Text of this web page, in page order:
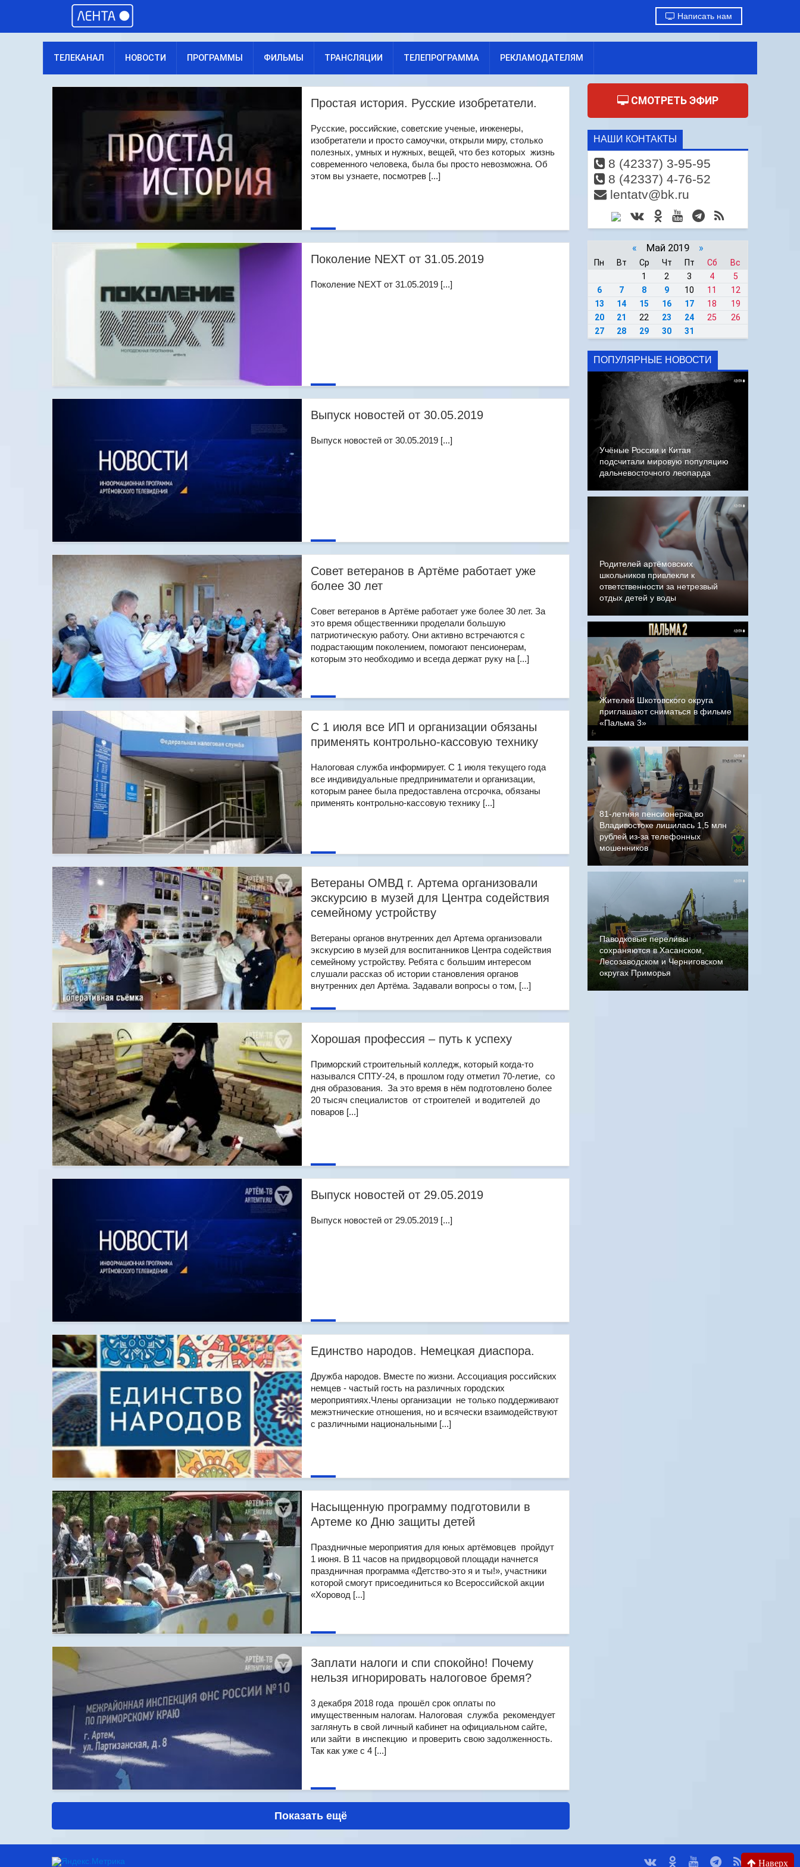
Написать нам
ТЕЛЕКАНАЛ НОВОСТИ ПРОГРАММЫ ФИЛЬМЫ ТРАНСЛЯЦИИ ТЕЛЕПРОГРАММА РЕКЛАМОДАТЕЛЯМ
Простая история. Русские изобретатели.
Русские, российские, советские ученые, инженеры,
изобретатели и просто самоучки, открыли миру, столько
полезных, умных и нужных, вещей, что без которых жизнь
современного человека, была бы просто невозможна. Об
этом вы узнаете, посмотрев [...]
Поколение NEXT от 31.05.2019
Поколение NEXT от 31.05.2019 [...]
Выпуск новостей от 30.05.2019
Выпуск новостей от 30.05.2019 [...]
Совет ветеранов в Артёме работает уже
более 30 лет
Совет ветеранов в Артёме работает уже более 30 лет. За
это время общественники проделали большую
патриотическую работу. Они активно встречаются с
подрастающим поколением, помогают пенсионерам,
которым это необходимо и всегда держат руку на [...]
С 1 июля все ИП и организации обязаны
применять контрольно-кассовую технику
Налоговая служба информирует. С 1 июля текущего года
все индивидуальные предприниматели и организации,
которым ранее была предоставлена отсрочка, обязаны
применять контрольно-кассовую технику [...]
Ветераны ОМВД г. Артема организовали
экскурсию в музей для Центра содействия
семейному устройству
Ветераны органов внутренних дел Артема организовали
экскурсию в музей для воспитанников Центра содействия
семейному устройству. Ребята с большим интересом
слушали рассказ об истории становления органов
внутренних дел Артёма. Задавали вопросы о том, [...]
Хорошая профессия – путь к успеху
Приморский строительный колледж, который когда-то
назывался СПТУ-24, в прошлом году отметил 70-летие, со
дня образования. За это время в нём подготовлено более
20 тысяч специалистов от строителей и водителей до
поваров [...]
Выпуск новостей от 29.05.2019
Выпуск новостей от 29.05.2019 [...]
Единство народов. Немецкая диаспора.
Дружба народов. Вместе по жизни. Ассоциация российских
немцев - частый гость на различных городских
мероприятиях.Члены организации не только поддерживают
межэтнические отношения, но и всячески взаимодействуют
с различными национальными [...]
Насыщенную программу подготовили в
Артеме ко Дню защиты детей
Праздничные мероприятия для юных артёмовцев пройдут
1 июня. В 11 часов на придворцовой площади начнется
праздничная программа «Детство-это я и ты!», участники
которой смогут присоединиться ко Всероссийской акции
«Хоровод [...]
Заплати налоги и спи спокойно! Почему
нельзя игнорировать налоговое бремя?
3 декабря 2018 года прошёл срок оплаты по
имущественным налогам. Налоговая служба рекомендует
заглянуть в свой личный кабинет на официальном сайте,
или зайти в инспекцию и проверить свою задолженность.
Так как уже с 4 [...]
Показать ещё
СМОТРЕТЬ ЭФИР
НАШИ КОНТАКТЫ
8 (42337) 3-95-95
8 (42337) 4-76-52
lentatv@bk.ru
« Май 2019 »
Пн Вт Ср Чт Пт Сб
Вс
1
2 3 4
5
6
7 8 9 10 11
12
13
14 15 16 17 18
19
20
21 22 23 24 25
26
27
28 29 30 31
ПОПУЛЯРНЫЕ НОВОСТИ
Учёные России и Китая
подсчитали мировую популяцию
дальневосточного леопарда
Родителей артёмовских
школьников привлекли к
ответственности за нетрезвый
отдых детей у воды
Жителей Шкотовского округа
приглашают сниматься в фильме
«Пальма 3»
81-летняя пенсионерка во
Владивостоке лишилась 1,5 млн
рублей из-за телефонных
мошенников
Паводковые переливы
сохраняются в Хасанском,
Лесозаводском и Черниговском
округах Приморья
Наверх